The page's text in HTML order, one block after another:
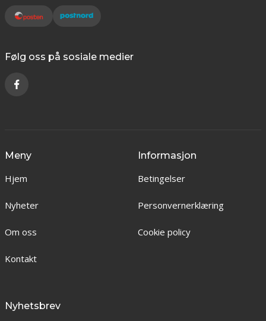
Følg oss på sosiale medier
Meny
Hjem
Nyheter
Om oss
Kontakt
Informasjon
Betingelser
Personvernerklæring
Cookie policy
Nyhetsbrev